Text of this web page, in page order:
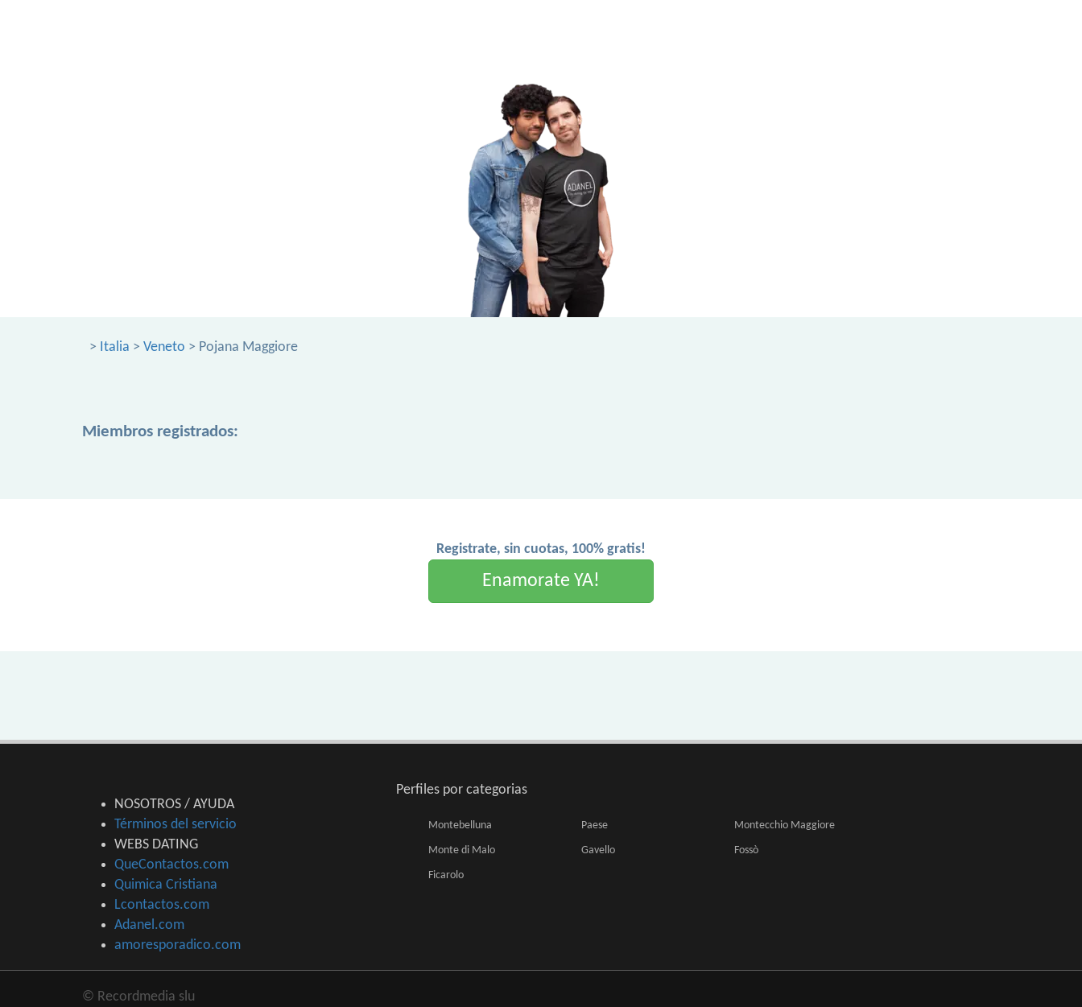
> Italia > Veneto > Pojana Maggiore
Miembros registrados:
Registrate, sin cuotas, 100% gratis!
Enamorate YA!
NOSOTROS / AYUDA
Términos del servicio
WEBS DATING
QueContactos.com
Quimica Cristiana
Lcontactos.com
Adanel.com
amoresporadico.com
Perfiles por categorias
Montebelluna Paese Montecchio Maggiore
Monte di Malo Gavello Fossò
Ficarolo
© Recordmedia slu